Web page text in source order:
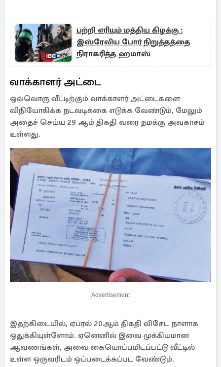
பற்றி எரியும் மத்திய கிழக்கு :
இஸ்ரேலிய போர் நிறுத்தத்தை
நிராகரித்த ஹமாஸ்
வாக்காளர் அட்டை
ஒவ்வொரு வீட்டிற்கும் வாக்காளர் அட்டைகளை
விநியோகிக்க நடவடிக்கை எடுக்க வேண்டும், மேலும்
அதைச் செய்ய 29 ஆம் திகதி வரை நமக்கு அவகாசம்
உள்ளது.
Advertisement
இதற்கிடையில், ஏப்ரல் 20ஆம் திகதி விசேட நாளாக
ஒதுக்கியுள்ளோம். ஏனெனில் இவை முக்கியமான
ஆவணங்கள், அவை கையொப்பமிடப்பட்டு வீட்டில்
உள்ள ஒருவரிடம் ஒப்படைக்கப்பட வேண்டும்.